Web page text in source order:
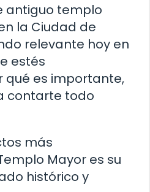
antiguo templo
la Ciudad de
relevante hoy en
estés
qué es importante,
contarte todo
más
Mayor es su
histórico y